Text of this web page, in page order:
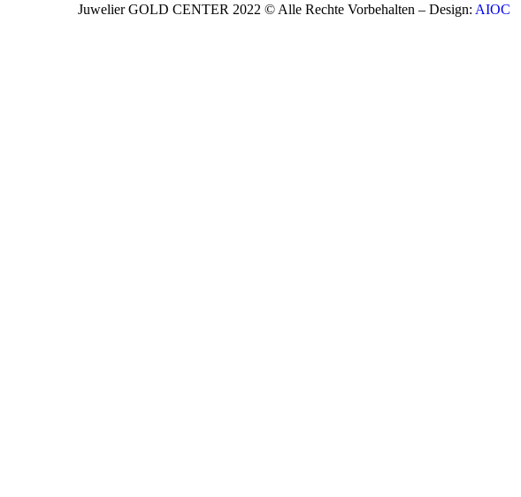
Juwelier GOLD CENTER 2022 © Alle Rechte Vorbehalten – Design: AIOC